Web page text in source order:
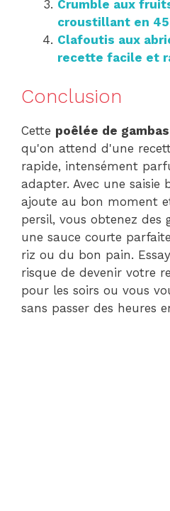
Crumble aux
croustillant en
Clafoutis aux
recette facile et
Conclusion
Cette poêlée de
qu'on attend d'une
rapide, intensément
adapter. Avec une saisie
ajoute au bon moment
persil, vous obtenez des
une sauce courte
riz ou du bon pain.
risque de devenir votre
pour les soirs ou vous
sans passer des heures